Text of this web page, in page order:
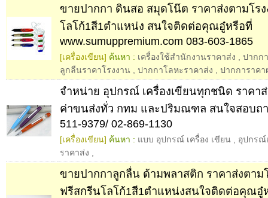
ขายปากกา ดินสอ สมุดโน๊ต ราคาส่งตามโร
โลโก้1สี1ตำแหน่ง สนใจติดต่อคุณอู๋หรือที่
www.sumuppremium.com 083-603-1865
[เครื่องเขียน] ค้นหา : เครื่องใช้สำนักงานราคาส่ง
ปากก
ลูกลืนราคาโรงงาน
ปากกาโลหะราคาส่ง ปากการาคา
จำหน่าย อุปกรณ์ เครื่องเขียนทุกชนิด ราคา
ค่าขนส่งทั่ว กทม และปริมณฑล สนใจสอบถ
511-9379/ 02-869-1130
[เครื่องเขียน] ค้นหา : แบบ อุปกรณ์ เครื่อง เขียน
อุปกรณ์
ราคาส่ง
ขายปากกาลูกลื่น ด้ามพลาสติก ราคาส่งตาม
ฟรีสกรีนโลโก้1สี1ตำแหน่งสนใจติดต่อคุณอู๋